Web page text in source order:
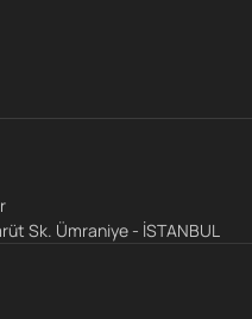
Sk. Ümraniye - İSTANBUL